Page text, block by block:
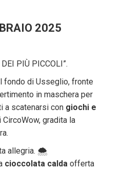
2025
PIÙ PICCOLI”.
fondo di Usseglio, fronte
in maschera per
a scatenarsi con giochi e
CircoWow, gradita la
allegria. 🌨️
cioccolata calda offerta